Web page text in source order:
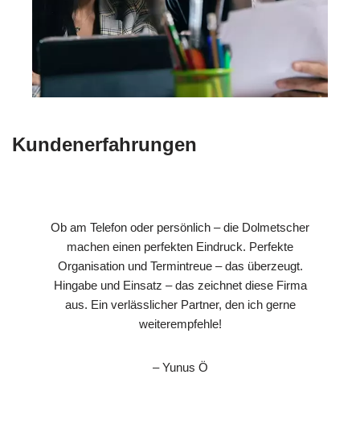
Kundenerfahrungen
Ob am Telefon oder persönlich – die Dolmetscher
machen einen perfekten Eindruck. Perfekte
Organisation und Termintreue – das überzeugt.
Hingabe und Einsatz – das zeichnet diese Firma
aus. Ein verlässlicher Partner, den ich gerne
weiterempfehle!
– Yunus Ö